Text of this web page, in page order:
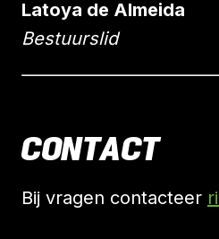
Latoya de Almeida
Bestuurslid
CONTACT
Bij vragen contacteer